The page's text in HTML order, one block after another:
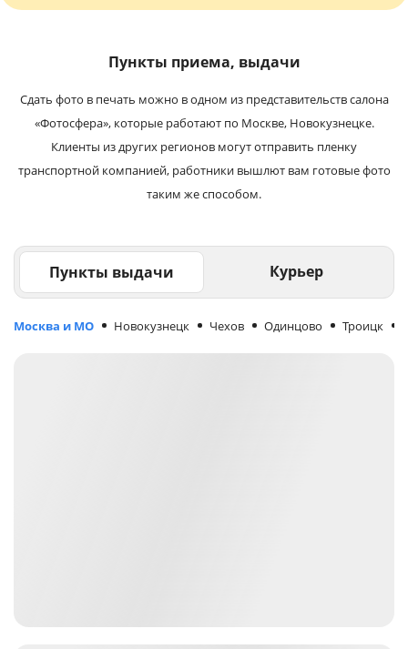
Пункты приема, выдачи
Сдать фото в печать можно в одном из представительств салона
«Фотосфера», которые работают по Москве, Новокузнецке.
Клиенты из других регионов могут отправить пленку
транспортной компанией, работники вышлют вам готовые фото
таким же способом.
Пункты выдачи Курьер
Москва и МО Новокузнецк Чехов Одинцово Троицк